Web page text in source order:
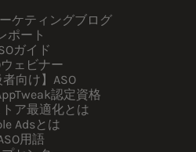
ケティングブログ
ポート
ガイド
ウェビナー
者向け】ASO
認定資格
ア最適化とは
Adsとは
用語